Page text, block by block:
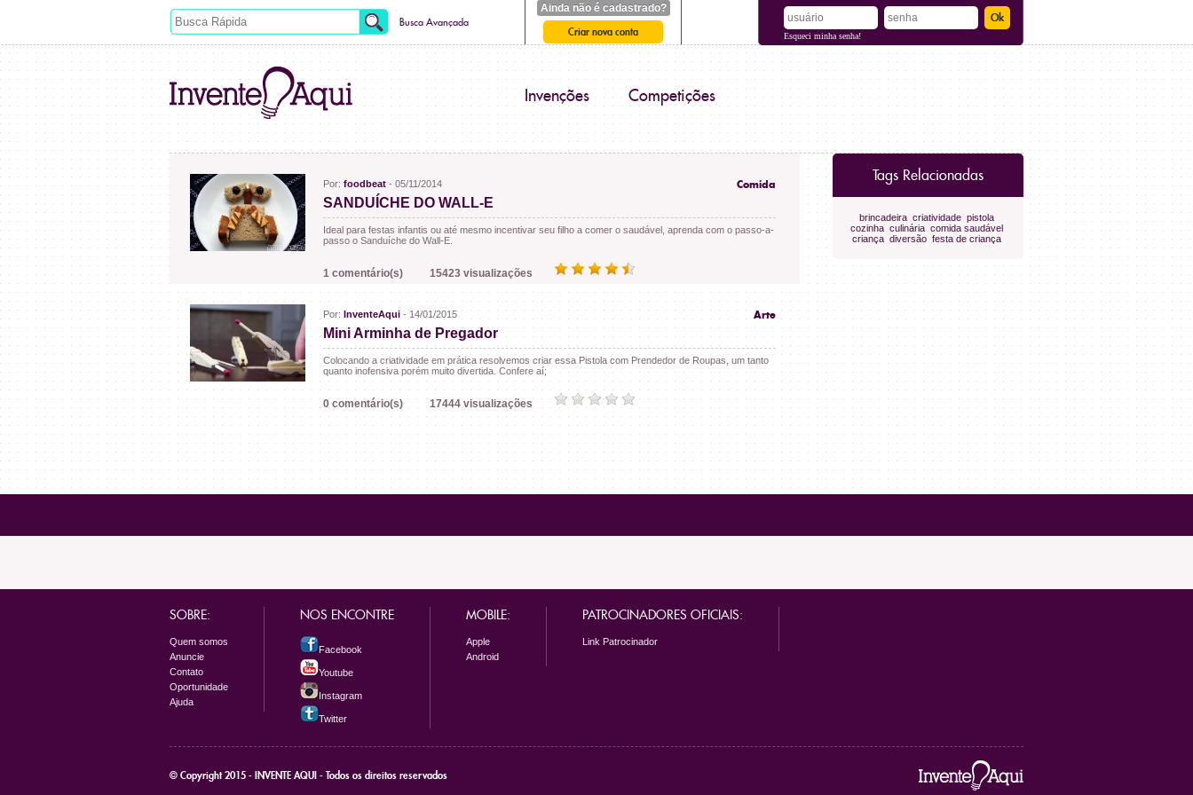
Busca Avançada
Ainda não é cadastrado?
Criar nova conta
Esqueci minha senha!
Invenções Competições
Por: foodbeat - 05/11/2014 Comida
SANDUÍCHE DO WALL-E
Ideal para festas infantis ou até mesmo incentivar seu filho a comer o saudável, aprenda com o passo-a-
passo o Sanduíche do Wall-E.
1 comentário(s) 15423 visualizações
Por: InventeAqui - 14/01/2015 Arte
Mini Arminha de Pregador
Colocando a criatividade em prática resolvemos criar essa Pistola com Prendedor de Roupas, um tanto
quanto inofensiva porém muito divertida. Confere aí;
0 comentário(s) 17444 visualizações
Tags Relacionadas
brincadeira criatividade pistola
cozinha culinária comida saudável
criança diversão festa de criança
SOBRE:
Quem somos
Anuncie
Contato
Oportunidade
Ajuda
NOS ENCONTRE
Facebook
Youtube
Instagram
Twitter
MOBILE:
Apple
Android
PATROCINADORES OFICIAIS:
Link Patrocinador
© Copyright 2015 - INVENTE AQUI - Todos os direitos reservados